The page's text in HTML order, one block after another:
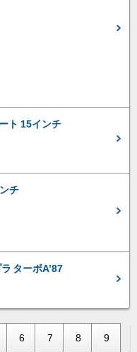
ト 15インチ
チ
ターボA’87
6 7 8 9